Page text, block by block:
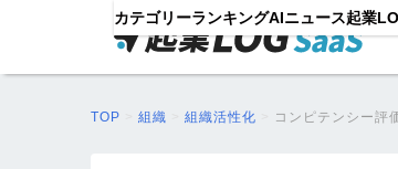
カテゴリーランキングAIニュース起業
TOP 組織 組織活性化 コンピテンシー評